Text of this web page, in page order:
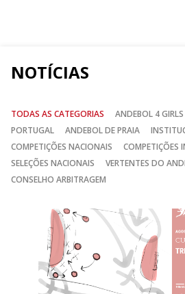
NOTÍCIAS
TODAS AS CATEGORIAS ANDEBOL 4 GIRLS
PORTUGAL
ANDEBOL DE PRAIA
COMPETIÇÕES NACIONAIS
COMPETIÇÕES
SELEÇÕES NACIONAIS
VERTENTES DO
CONSELHO ARBITRAGEM
Anterior